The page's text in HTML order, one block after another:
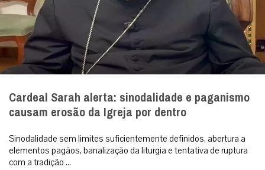
Cardeal Sarah alerta: sinodalidade e paganismo
causam erosão da Igreja por dentro
Sinodalidade sem limites suficientemente definidos, abertura a
elementos pagãos, banalização da liturgia e tentativa de ruptura
com a tradição ...